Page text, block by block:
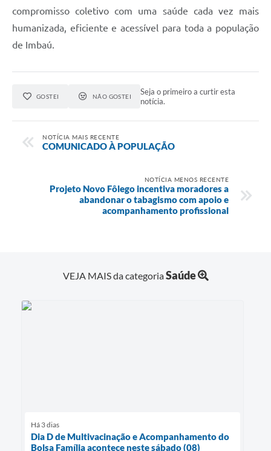
compromisso coletivo com uma saúde cada vez mais
humanizada, eficiente e acessível para toda a população
de Imbaú.
GOSTEI NÃO GOSTEI
Seja o primeiro a curtir esta
notícia.
NOTÍCIA MAIS RECENTE
COMUNICADO À POPULAÇÃO
NOTÍCIA MENOS RECENTE
Projeto Novo Fôlego incentiva moradores a
abandonar o tabagismo com apoio e
acompanhamento profissional
VEJA MAIS da categoriaSaúde
Há 3 dias
Dia D de Multivacinação e Acompanhamento do
Bolsa Família acontece neste sábado (08)